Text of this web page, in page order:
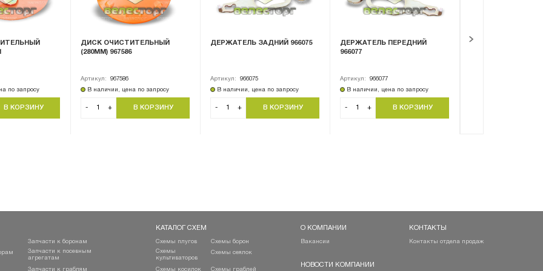
по запросу
ДИСК ОЧИСТИТЕЛЬНЫЙ
(280ММ) 967586
Артикул:
967586
В наличии, цена по запросу
- +
ДЕРЖАТЕЛЬ ЗАДНИЙ 966075
Артикул:
966075
В наличии, цена по запросу
- +
ДЕРЖАТЕЛЬ ПЕРЕДНИЙ
966077
Артикул:
966077
В наличии, цена по запросу
- +
ВТУЛКА
Запчасти к боронам
Запчасти к посевным
агрегатам
Запчасти к граблям
КАТАЛОГ СХЕМ
Схемы плугов
Схемы борон
Схемы
культиваторов
Схемы сеялок
Схемы косилок Схемы граблей
О КОМПАНИИ
Вакансии
НОВОСТИ КОМПАНИИ
КОНТАКТЫ
Контакты отдела продаж